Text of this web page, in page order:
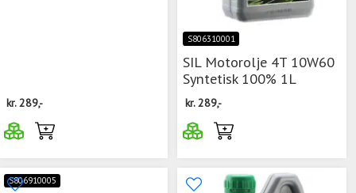
kr.289,-
S806310001
SIL Motorolje 4T 10W60
Syntetisk 100% 1L
kr.289,-
S806910005